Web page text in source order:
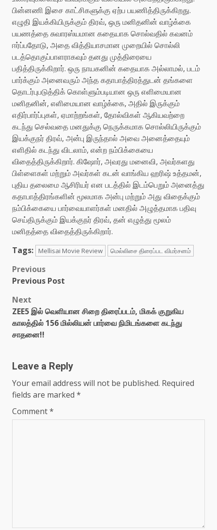
பின்னணி இசை காட்சிகளுக்கு ஏற்ப பயணித்திருக்கிறது.
எழுதி இயக்கியிருக்கும் திரவ், ஒரு மனிதனின் வாழ்க்கை
பயணத்தை சுவாரஸ்யமான கதையாக சொல்வதில் கவனம்
ஈர்ப்பதோடு, அதை வித்தியாசமான முறையில் சொல்லி
படத்தொகுப்பாளராகவும் தனது முத்திரையை
பதித்திருக்கிறார். ஒரு நாயகனின் கதையாக அல்லாமல், படம்
பார்க்கும் அனைவரும் அந்த கதாபாத்திரத்துடன் தங்களை
தொடர்புபடுத்திக் கொள்ளும்படியான ஒரு எளிமையான
மனிதனின், எளிமையான வாழ்க்கை, அதில் இருக்கும்
எதிர்பார்ப்புகள், ஏமாற்றங்கள், தோல்விகள் ஆகியவற்றை
கடந்து செல்வதை மனதுக்கு நெருக்கமாக சொல்லியிருக்கும்
இயக்குநர் திரவ், அன்பு இருந்தால் அவை அனைத்தையும்
எளிதில் கடந்து விடலாம், என்ற நம்பிக்கையை
விதைத்திருக்கிறார். கிஷோர், அவரது மனைவி, அவர்களது
பிள்ளைகள் மற்றும் அவர்கள் கடன் வாங்கிய ஹரிஷ் உத்தமன்,
புதிய தலைமை ஆசிரியர் என படத்தில் இடம்பெறும் அனைத்து
கதாபாத்திரங்களின் மூலமாக அன்பு மற்றும் அது விதைக்கும்
நம்பிக்கையை பார்வையாளர்கள் மனதில் அழுத்தமாக பதிவு
செய்திருக்கும் இயக்குநர் திரவ், தன் எழுத்து மூலம்
மனிதத்தை விதைத்திருக்கிறார்.
Tags:
Mellisai Movie Review மெல்லிசை திரைப்பட விமர்சனம்
Post
Previous
Previous Post
Next
ZEE5 இல் வெளியான சிறை திரைப்படம், மிகக் குறுகிய
காலத்தில் 156 மில்லியன் பார்வை நிமிடங்களை கடந்து
சாதனை!!
Leave a Reply
Your email address will not be published. Required
fields are marked *
Comment*